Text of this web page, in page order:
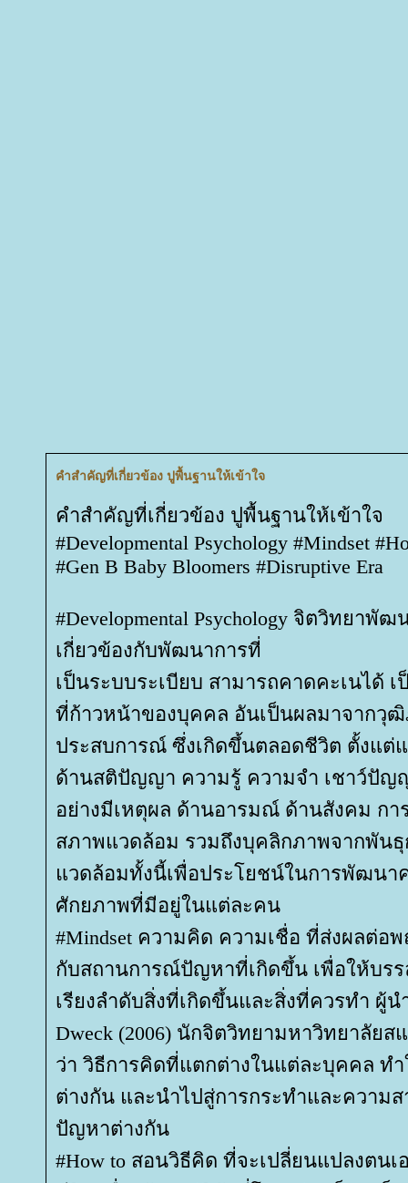
คำสำคัญที่เกี่ยวข้อง ปูพื้นฐานให้เข้าใจ
คำสำคัญที่เกี่ยวข้อง ปูพื้นฐานให้เข้าใจ
#Developmental Psychology #Mindset
#Gen B Baby Bloomers #Disruptive Era
#Developmental Psychology จิตวิทยาพั
เกี่ยวข้องกับพัฒนาการที่
เป็นระบบระเบียบ สามารถคาดคะเนได้
ที่ก้าวหน้าของบุคคล อันเป็นผลมาจากวุฒิ
ประสบการณ์ ซึ่งเกิดขึ้นตลอดชีวิต ตั้งแต่
ด้านสติปัญญา ความรู้ ความจำ เชาว์ปัญ
อย่างมีเหตุผล ด้านอารมณ์ ด้านสังคม กา
สภาพแวดล้อม รวมถึงบุคลิกภาพจากพันธุ
วดล้อมทั้งนี้เพื่อประโยชน์ในการพัฒนา
ศักยภาพที่มีอยู่ในแต่ละคน
#Mindset ความคิด ความเชื่อ ที่ส่งผลต่อ
กับสถานการณ์ปัญหาที่เกิดขึ้น เพื่อให้บรร
เรียงลำดับสิ่งที่เกิดขึ้นและสิ่งที่ควรทำ ผู้น
Dweck (2006) นักจิตวิทยามหาวิทยาลัย
ว่า วิธีการคิดที่แตกต่างในแต่ละบุคคล ท
ต่างกัน และนำไปสู่การกระทำและความ
ปัญหาต่างกัน
#How to สอนวิธีคิด ที่จะเปลี่ยนแปลงตนเ